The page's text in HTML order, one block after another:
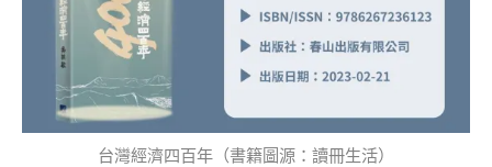
台灣經濟四百年（書籍圖源：讀冊生活）